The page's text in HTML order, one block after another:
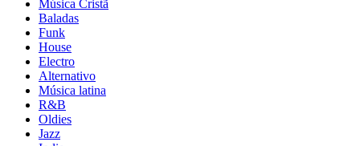
Música Cristã
Baladas
Funk
House
Electro
Alternativo
Música latina
R&B
Oldies
Jazz